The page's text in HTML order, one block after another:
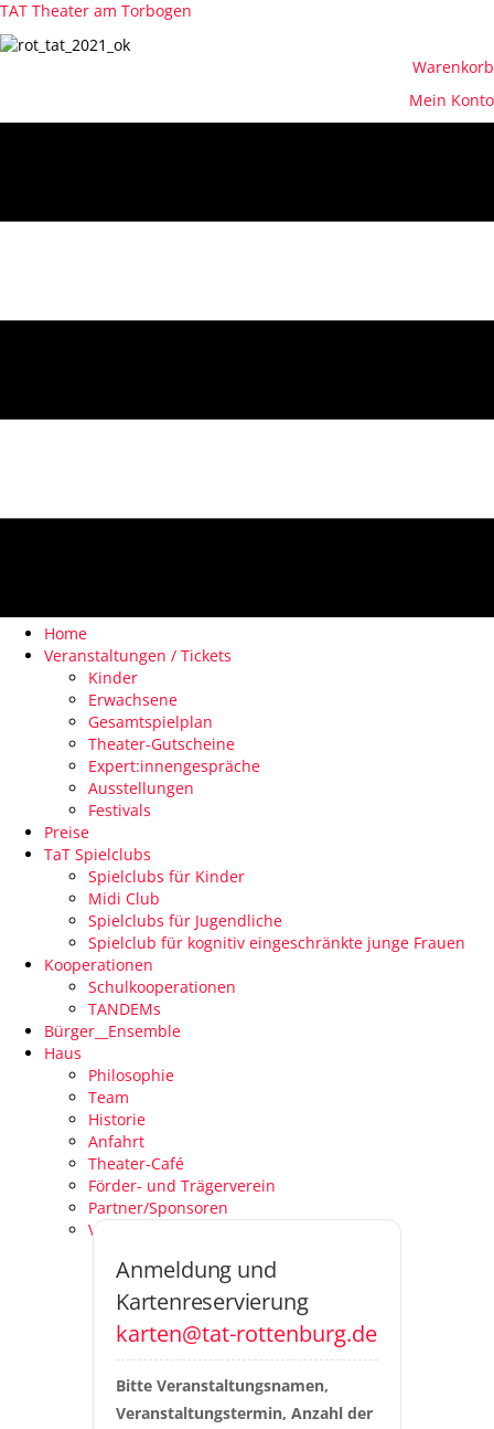
TAT Theater am Torbogen
Warenkorb
Mein Konto
Home
Veranstaltungen / Tickets
Kinder
Erwachsene
Gesamtspielplan
Theater-Gutscheine
Expert:innengespräche
Ausstellungen
Festivals
Preise
TaT Spielclubs
Spielclubs für Kinder
Midi Club
Spielclubs für Jugendliche
Spielclub für kognitiv eingeschränkte junge Frauen
Kooperationen
Schulkooperationen
TANDEMs
Bürger__Ensemble
Haus
Philosophie
Team
Historie
Anfahrt
Theater-Café
Förder- und Trägerverein
Partner/Sponsoren
Venue Specs
Anmeldung und
Kartenreservierung
karten@tat-rottenburg.de
Bitte Veranstaltungsnamen,
Veranstaltungstermin, Anzahl der